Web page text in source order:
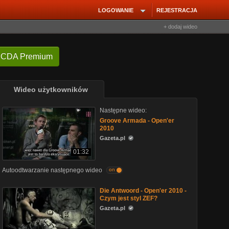
REJESTRACJA
LOGOWANIE
+ dodaj wideo
Premium
Wideo użytkowników
01:32
Następne wideo:
Groove Armada - Open'er
2010
Gazeta.pl
Autoodtwarzanie następnego wideo on
Die Antwoord - Open'er 2010 -
Czym jest styl ZEF?
Gazeta.pl